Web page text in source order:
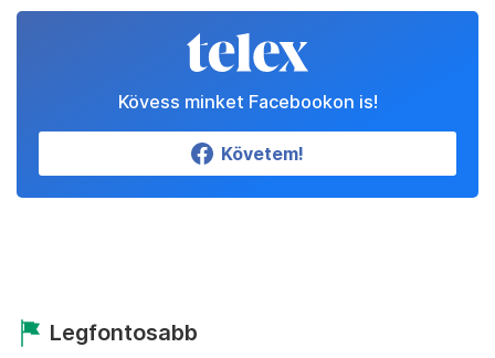
Kövess minket Facebookon is!
Követem!
Legfontosabb